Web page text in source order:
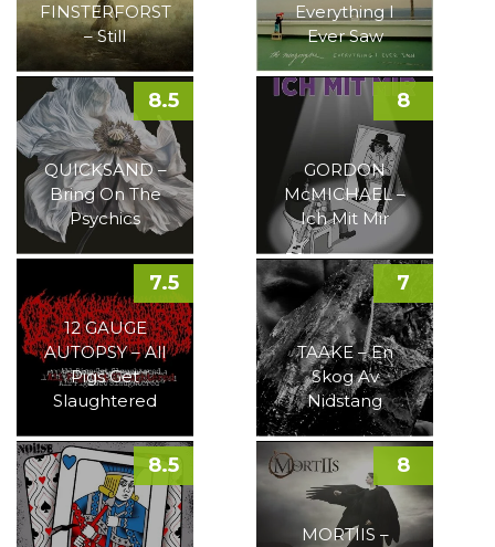
FINSTERFORST
– Still
Everything I
Ever Saw
QUICKSAND –
Bring On The
Psychics
8.5
GORDON
McMICHAEL –
Ich Mit Mir
8
12 GAUGE
AUTOPSY – All
Pigs Get
Slaughtered
7.5
TAAKE – En
Skog Av
Nidstang
7
8.5
MORTIIS –
8